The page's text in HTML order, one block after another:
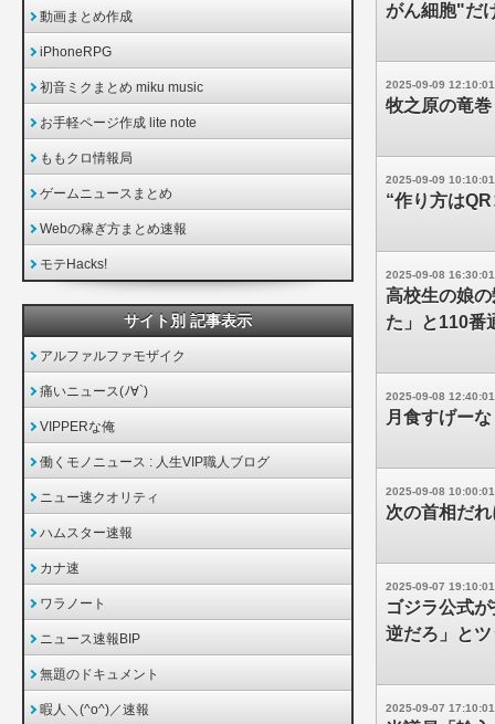
がん細胞"だ
2025-09-09 12:10:01
牧之原の竜
2025-09-09 10:10:01
“作り方は
2025-09-08 16:30:01
高校生の娘
た」と110番
2025-09-08 12:40:01
月食すげーな
2025-09-08 10:00:01
次の首相だ
2025-09-07 19:10:01
ゴジラ公式
逆だろ」と
2025-09-07 17:10:01
動画まとめ作成
iPhoneRPG
初音ミクまとめ miku music
お手軽ページ作成 lite note
ももクロ情報局
ゲームニュースまとめ
Webの稼ぎ方まとめ速報
モテHacks!
サイト別 記事表示
アルファルファモザイク
痛いニュース(ﾉ∀`)
VIPPERな俺
働くモノニュース : 人生VIP職人ブログ
ニュー速クオリティ
ハムスター速報
カナ速
ワラノート
ニュース速報BIP
無題のドキュメント
暇人＼(^o^)／速報